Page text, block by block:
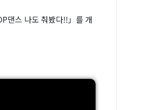
댄스 나도 춰봤다!!」를 개